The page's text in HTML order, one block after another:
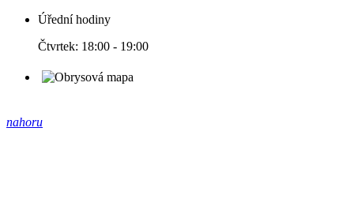
Úřední hodiny
Čtvrtek: 18:00 - 19:00
nahoru